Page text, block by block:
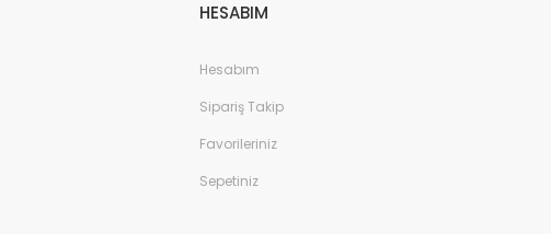
HESABIM
Hesabım
Sipariş Takip
Favorileriniz
Sepetiniz